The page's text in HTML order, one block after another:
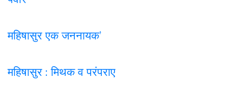
महिषासुर एक जननायक’
महिषासुर : मिथक व परंपराए